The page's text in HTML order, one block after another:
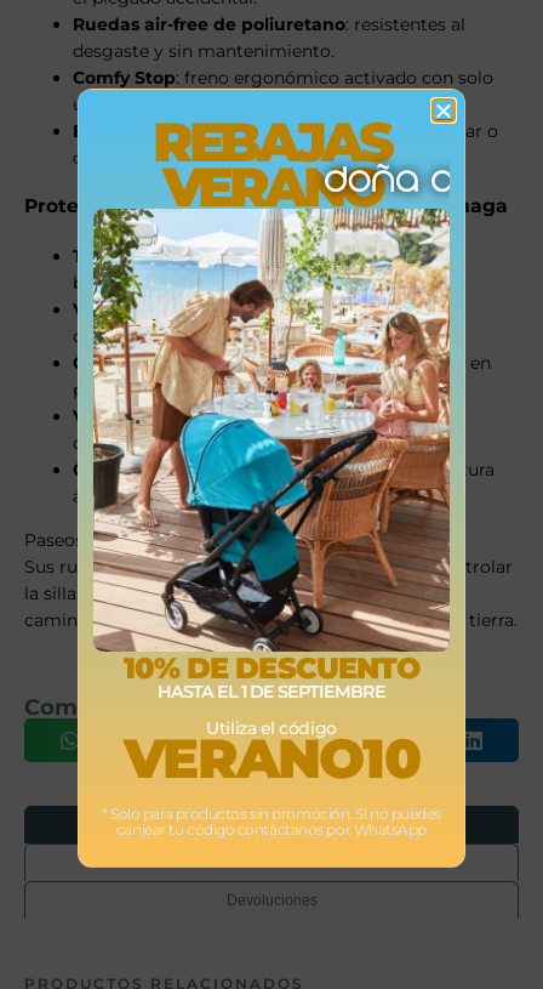
Ruedas air-free de poliuretano: resistentes al
desgaste y sin mantenimiento.
Comfy Stop: freno ergonómico activado con solo
un toque.
Barrera de seguridad extraíble: fácil de colocar o
quitar con una mano.
Protección y comodidad, haga el clima que haga
Tejido impermeablecon protecciónUV 50+
bloquea el 98% de los rayos solares.
Ventilación trasera Air Pocket: ideal para días
calurosos.
Cremalleras reflectantes: seguridad adicional en
paseos nocturnos.
Ventana Peekaboo: mira a tu bebé mientras
caminas.
Capota extensible: sombra completa y cobertura
adicional.
Paseos suaves en cualquier terreno
Sus ruedas grandes y maniobrables te permiten controlar
la silla con una sola mano y conquistar todo tipo de
caminos, desde senderos urbanos hasta caminos de tierra.
Comparte este producto
Opiniones
Envíos
Devoluciones
PRODUCTOS RELACIONADOS
REBAJAS
VERANO
10% DE DESCUENTO
HASTA EL 1 DE SEPTIEMBRE
Utiliza el código
VERANO10
* Solo para productos sin promoción. Si no puedes
canjear tu código contáctanos por WhatsApp